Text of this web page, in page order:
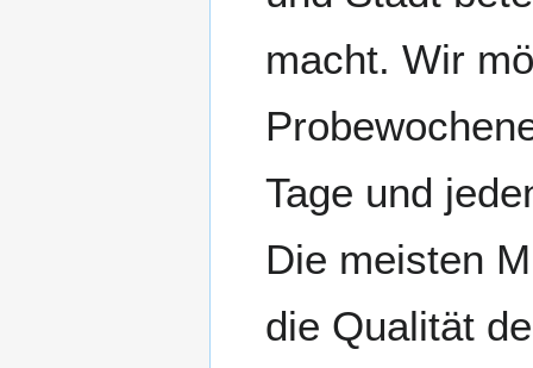
macht. Wir
Tage und
Die meisten
die Qualität